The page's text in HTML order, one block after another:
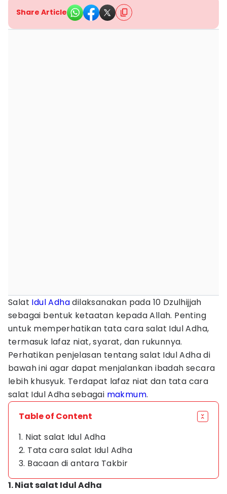
Share Article
Salat Idul Adhadilaksanakan pada 10 Dzulhijjah
sebagai bentuk ketaatan kepada Allah. Penting
untuk memperhatikan tata cara salat Idul Adha,
termasuk lafaz niat, syarat, dan rukunnya.
Perhatikan penjelasan tentang salat Idul Adha di
bawah ini agar dapat menjalankan ibadah secara
lebih khusyuk. Terdapat lafaz niat dan tata cara
salat Idul Adha sebagai makmum.
Table of Content
1. Niat salat Idul Adha
2. Tata cara salat Idul Adha
3. Bacaan di antara Takbir
1. Niat salat Idul Adha